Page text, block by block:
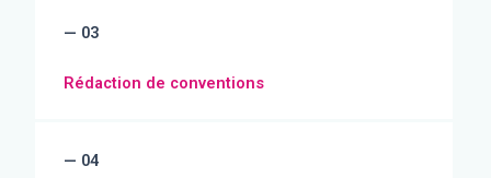
— 03
Rédaction de conventions
— 04